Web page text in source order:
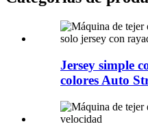
Jersey simple
colores Auto